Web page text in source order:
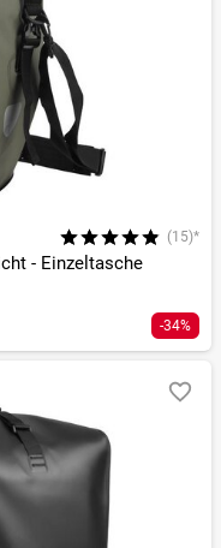
(15)*
- Einzeltasche
-34%